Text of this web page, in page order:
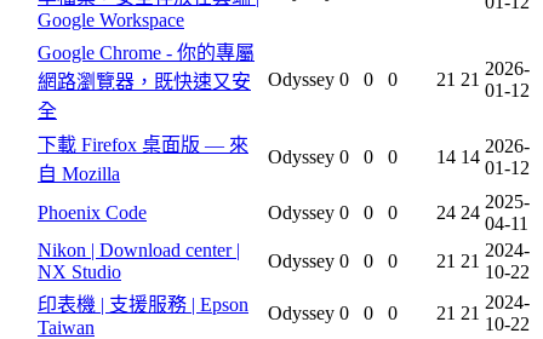
Google Workspace
Google Chrome - 你的專屬
網路瀏覽器，既快速又安
全
Odyssey 0 0 0 21 21
2026-
01-12
下載 Firefox 桌面版 — 來
自 Mozilla
Odyssey 0 0 0 14 14
2026-
01-12
Phoenix Code Odyssey 0 0 0 24 24
2025-
04-11
Nikon | Download center |
NX Studio
Odyssey 0 0 0 21 21
2024-
10-22
印表機 | 支援服務 | Epson
Taiwan
Odyssey 0 0 0 21 21
2024-
10-22